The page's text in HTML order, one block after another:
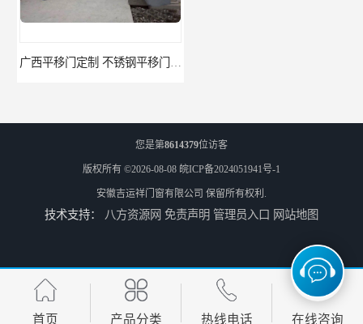
广西平移门定制 不锈钢平移门 别墅平移门
阜阳卷帘门快速门 堆积门 工业卷帘门 天津防火门品牌 玻璃防火门 制造工艺优
您是第8614379位访客
版权所有 ©2026-08-08 皖ICP备2024051941号-1
安徽吉运祥门窗有限公司 保留所有权利.
技术支持： 八方资源网 免责声明 管理员入口 网站地图
首页 产品分类 热线电话 在线咨询